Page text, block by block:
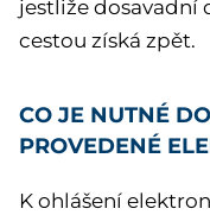
jestliže dosavadní
cestou získá zpět.
CO JE NUTNÉ
PROVEDENÉ
K ohlášení